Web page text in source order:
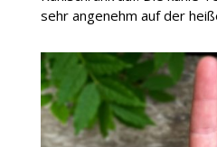
sehr angenehm auf der